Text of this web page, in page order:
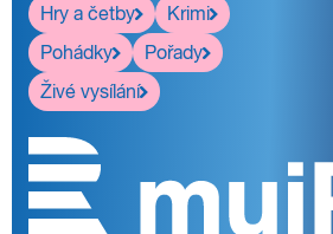
Hry a četby
Krimi
Pohádky
Pořady
Živé vysílání